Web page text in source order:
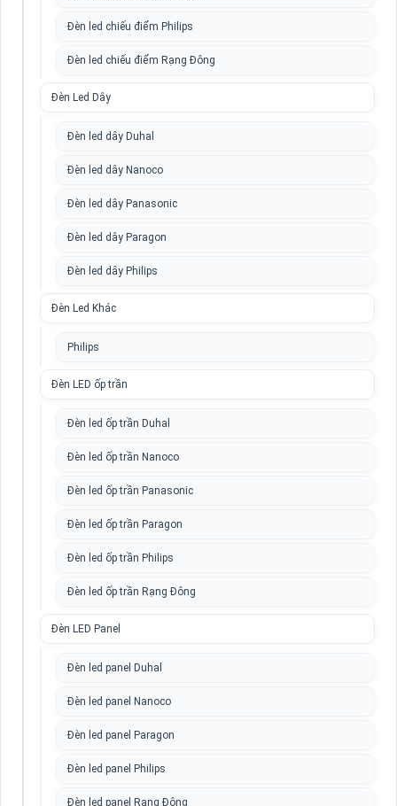
Đèn led chiếu điểm Philips
Đèn led chiếu điểm Rạng Đông
Đèn Led Dây
Đèn led dây Duhal
Đèn led dây Nanoco
Đèn led dây Panasonic
Đèn led dây Paragon
Đèn led dây Philips
Đèn Led Khác
Philips
Đèn LED ốp trần
Đèn led ốp trần Duhal
Đèn led ốp trần Nanoco
Đèn led ốp trần Panasonic
Đèn led ốp trần Paragon
Đèn led ốp trần Philips
Đèn led ốp trần Rạng Đông
Đèn LED Panel
Đèn led panel Duhal
Đèn led panel Nanoco
Đèn led panel Paragon
Đèn led panel Philips
Đèn led panel Rạng Đông